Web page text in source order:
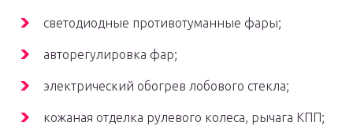
светодиодные противотуманные фары;
авторегулировка фар;
электрический обогрев лобового стекла;
кожаная отделка рулевого колеса, рычага КПП;